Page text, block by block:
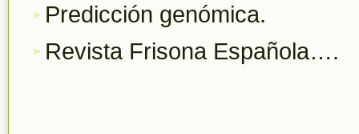
Predicción genómica.
Revista Frisona Española….